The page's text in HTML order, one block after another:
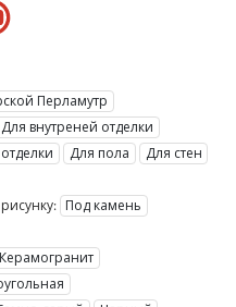
Перламутр
Для внутреней отделки
Для пола
Для стен
Под камень
Керамогранит